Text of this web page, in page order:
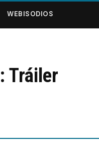
WEBISODIOS
Tráiler